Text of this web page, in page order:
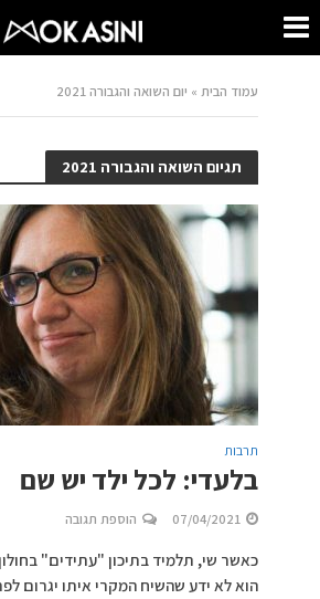
עמוד הבית » יום השואה והגבורה 2021
תגיום השואה והגבורה 2021
תרבות
בלעדי: לכל ילד יש שם
07/04/2021 הוספת תגובה
כאשר שי, תלמיד בתיכון "עתידים"
הוא לא ידע שהשיח המקרי איתו יגרום